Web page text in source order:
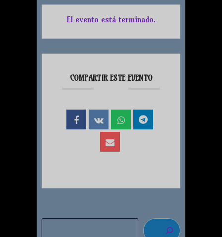
El evento está terminado.
COMPARTIR ESTE EVENTO